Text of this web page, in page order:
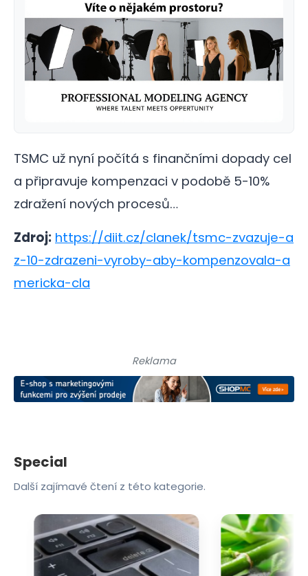
TSMC už nyní počítá s finančními dopady cel
a připravuje kompenzaci v podobě 5-10%
zdražení nových procesů…
Zdroj: https://diit.cz/clanek/tsmc-zvazuje-a
z-10-zdrazeni-vyroby-aby-kompenzovala-a
mericka-cla
Reklama
Special
Další zajímavé čtení z této kategorie.